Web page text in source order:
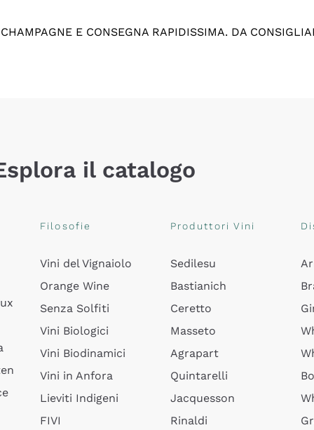
E CONSEGNA RAPIDISSIMA. DA
il catalogo
Filosofie
Vini del Vignaiolo
Orange Wine
Senza Solfiti
Vini Biologici
Vini Biodinamici
Vini in Anfora
Lieviti Indigeni
FIVI
Produttori Vini
Sedilesu
Bastianich
Ceretto
Masseto
Agrapart
Quintarelli
Jacquesson
Rinaldi